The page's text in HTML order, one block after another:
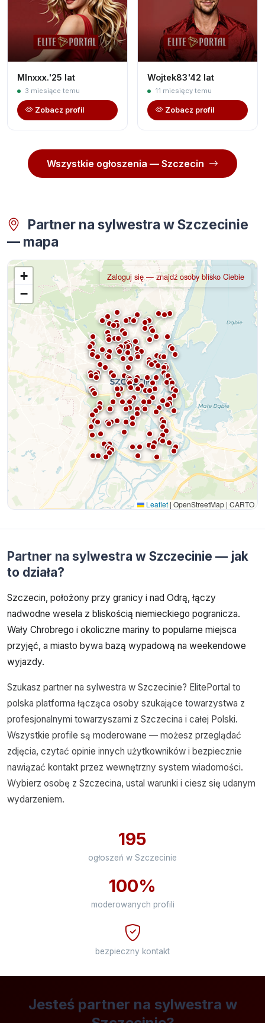
Mlnxxx.'25 lat
3 miesiące temu
Zobacz profil
Wojtek83'42 lat
11 miesięcy temu
Zobacz profil
Wszystkie ogłoszenia — Szczecin
Partner na sylwestra w Szczecinie
— mapa
+
−
Zaloguj się — znajdź osoby blisko Ciebie
Leaflet | OpenStreetMap | CARTO
Partner na sylwestra w Szczecinie — jak
to działa?
Szczecin, położony przy granicy i nad Odrą, łączy
nadwodne wesela z bliskością niemieckiego pogranicza.
Wały Chrobrego i okoliczne mariny to popularne miejsca
przyjęć, a miasto bywa bazą wypadową na weekendowe
wyjazdy.
Szukasz partner na sylwestra w Szczecinie? ElitePortal to
polska platforma łącząca osoby szukające towarzystwa z
profesjonalnymi towarzyszami z Szczecina i całej Polski.
Wszystkie profile są moderowane — możesz przeglądać
zdjęcia, czytać opinie innych użytkowników i bezpiecznie
nawiązać kontakt przez wewnętrzny system wiadomości.
Wybierz osobę z Szczecina, ustal warunki i ciesz się udanym
wydarzeniem.
195
ogłoszeń w Szczecinie
100%
moderowanych profili
bezpieczny kontakt
Jesteś partner na sylwestra w